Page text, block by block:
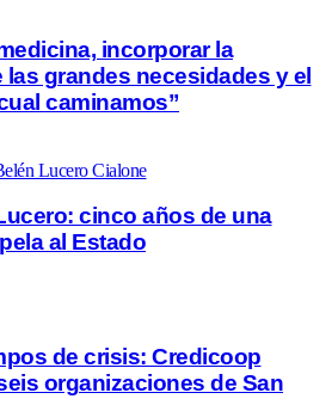
incorporar la
grandes necesidades y el
caminamos”
cinco años de una
al Estado
de crisis: Credicoop
organizaciones de San